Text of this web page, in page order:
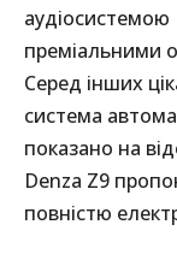
аудіосистемою
преміальними
Серед інших
система
показано на
Denza Z9
повністю